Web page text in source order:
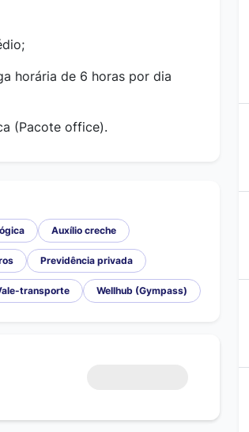
horária de 6 horas por dia
(Pacote office).
Auxílio creche
Previdência privada
transporte Wellhub (Gympass)